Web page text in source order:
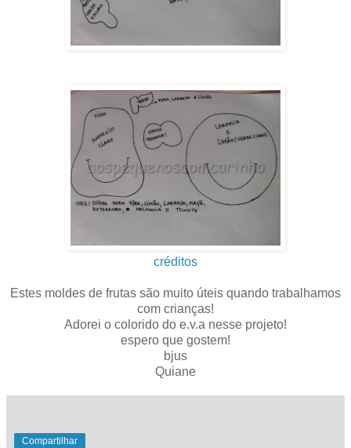
créditos
Estes moldes de frutas são muito úteis quando trabalhamos
com crianças!
Adorei o colorido do e.v.a nesse projeto!
espero que gostem!
bjus
Quiane
Compartilhar